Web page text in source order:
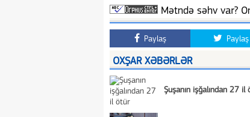
Mətndə səhv var?
Paylaş Paylaş
OXŞAR XƏBƏRLƏR
Şuşanın işğalından 27 il